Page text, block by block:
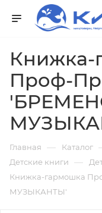
Книжка-
Проф-
Главная — Каталог
Детские книги —
Книжка-гармошка
МУЗЫКАНТЫ'